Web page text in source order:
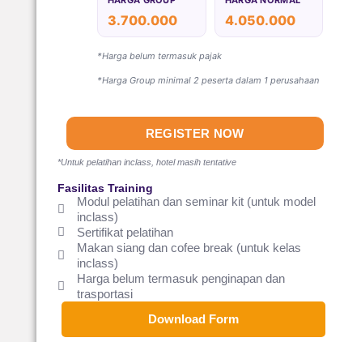
3.700.000 4.050.000
*Harga belum termasuk pajak
*Harga Group minimal 2 peserta dalam 1 perusahaan
REGISTER NOW
*Untuk pelatihan inclass, hotel masih tentative
Fasilitas Training
Modul pelatihan dan seminar kit (untuk model
inclass)
Sertifikat pelatihan
Makan siang dan cofee break (untuk kelas
inclass)
Harga belum termasuk penginapan dan
trasportasi
Download Form